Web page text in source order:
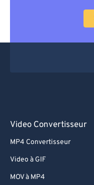
Video Convertisseur
MP4 Convertisseur
Video à GIF
MOV à MP4